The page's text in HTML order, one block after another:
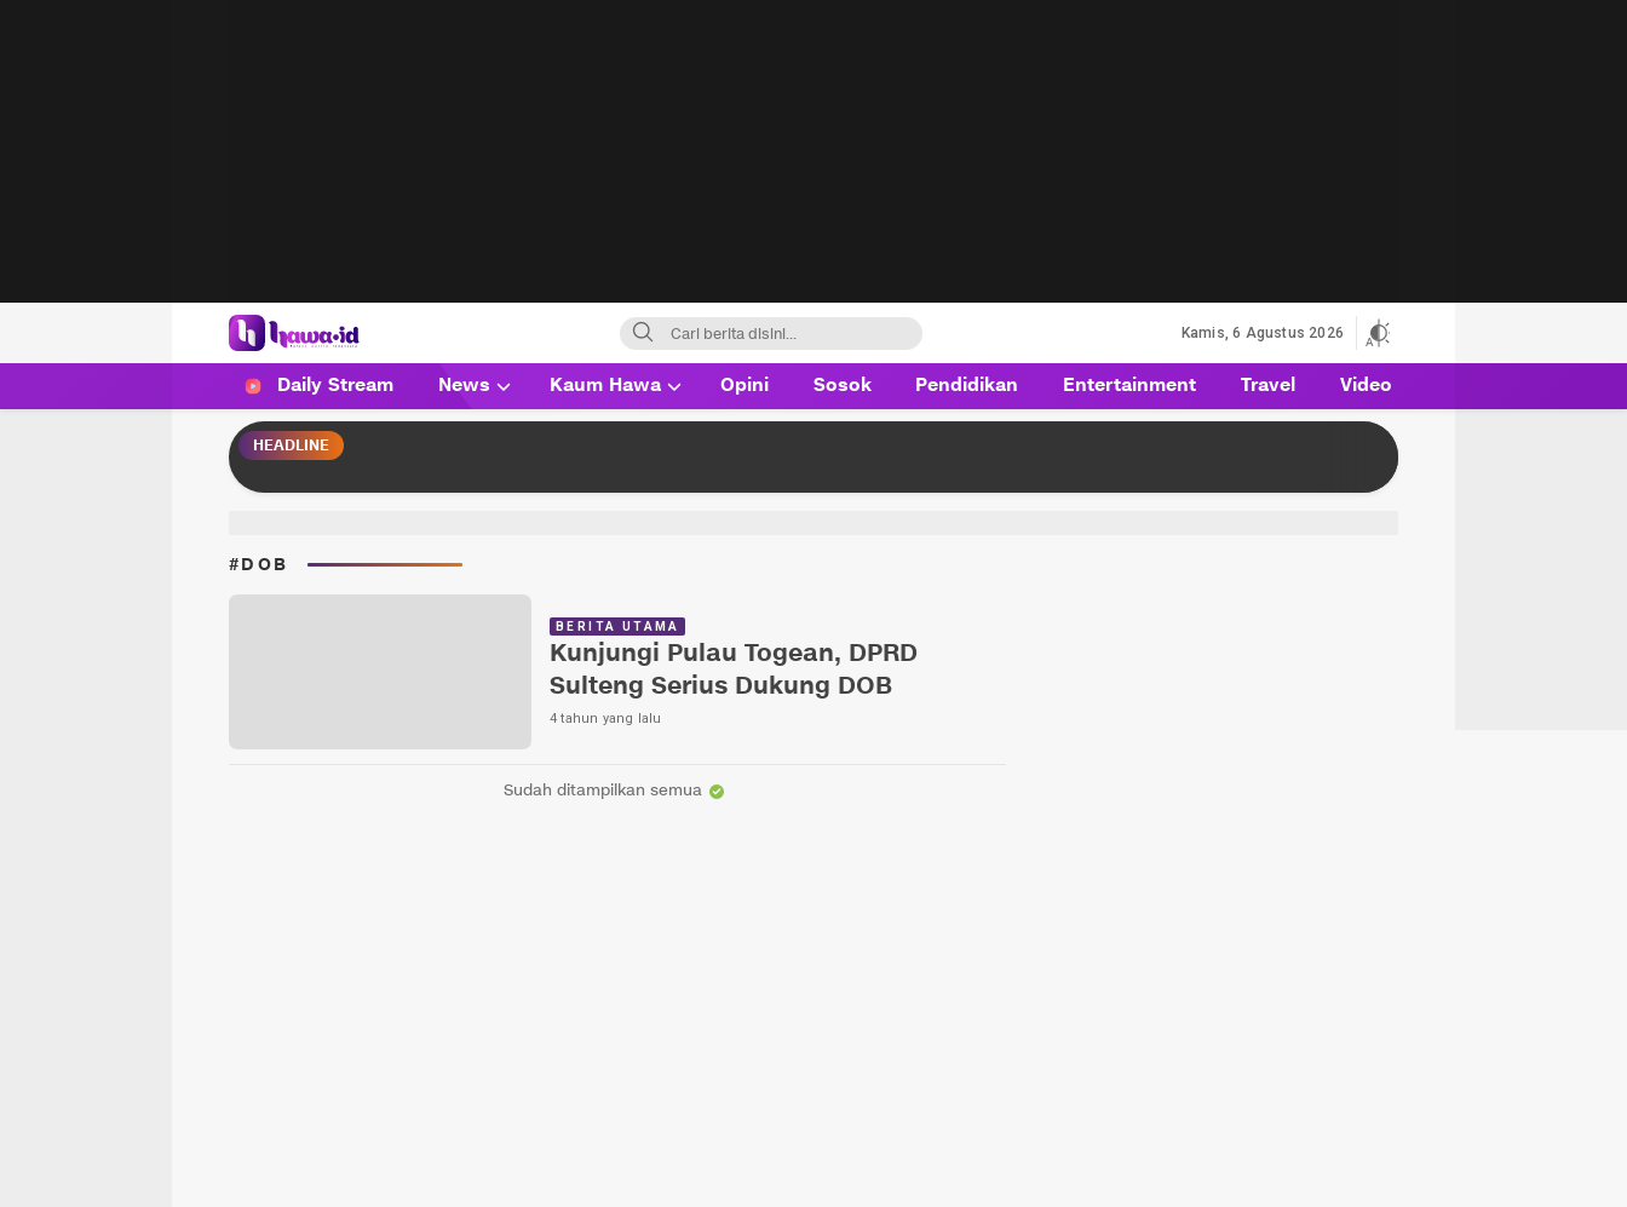
HAWA
Haluan Wanita Indonesia
Kamis, 6 Agustus 2026
Daily Stream News Kaum Hawa Opini Sosok Pendidikan Entertainment Travel Video
HEADLINE
#DOB
BERITA UTAMA
Kunjungi Pulau Togean, DPRD
Sulteng Serius Dukung DOB
4 tahun yang lalu
Sudah ditampilkan semua